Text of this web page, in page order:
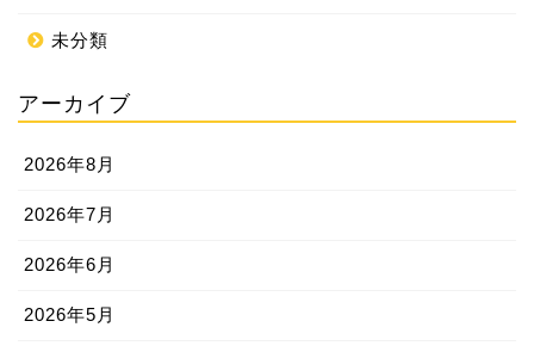
未分類
アーカイブ
2026年8月
2026年7月
2026年6月
2026年5月